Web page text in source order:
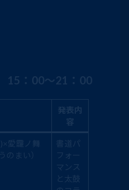
15：00～21：00
発表内
容
愛龗ノ舞
のまい）
書道パ
フォー
マンス
と太鼓